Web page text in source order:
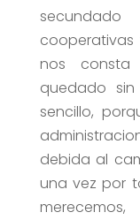
nos
quedado
sencillo,
debida al
una vez por